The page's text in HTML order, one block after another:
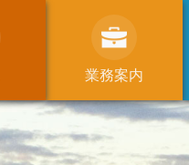
業務案内